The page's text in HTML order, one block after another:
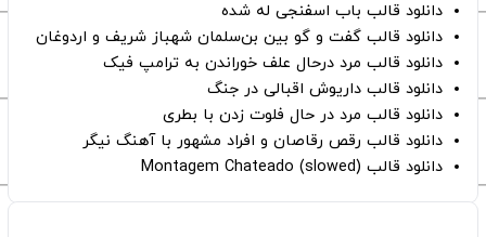
دانلود قالب باب اسفنجی له شده
دانلود قالب گفت و گو بین بن‌سلمان شهباز شریف و اردوغان
دانلود قالب مرد درحال علف خوراندن به ترامپ فیک
دانلود قالب داریوش اقبالی در جنگ
دانلود قالب مرد در حال فلوت زدن با بطری
دانلود قالب رقص رقاصان و افراد مشهور با آهنگ نیگر
دانلود قالب Montagem Chateado (slowed)